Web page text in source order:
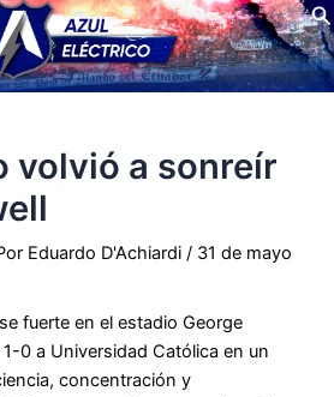
volvió a sonreír
Eduardo D'Achiardi/ 31 de mayo
fuerte en el estadio George
0 a Universidad Católica en un
concentración y